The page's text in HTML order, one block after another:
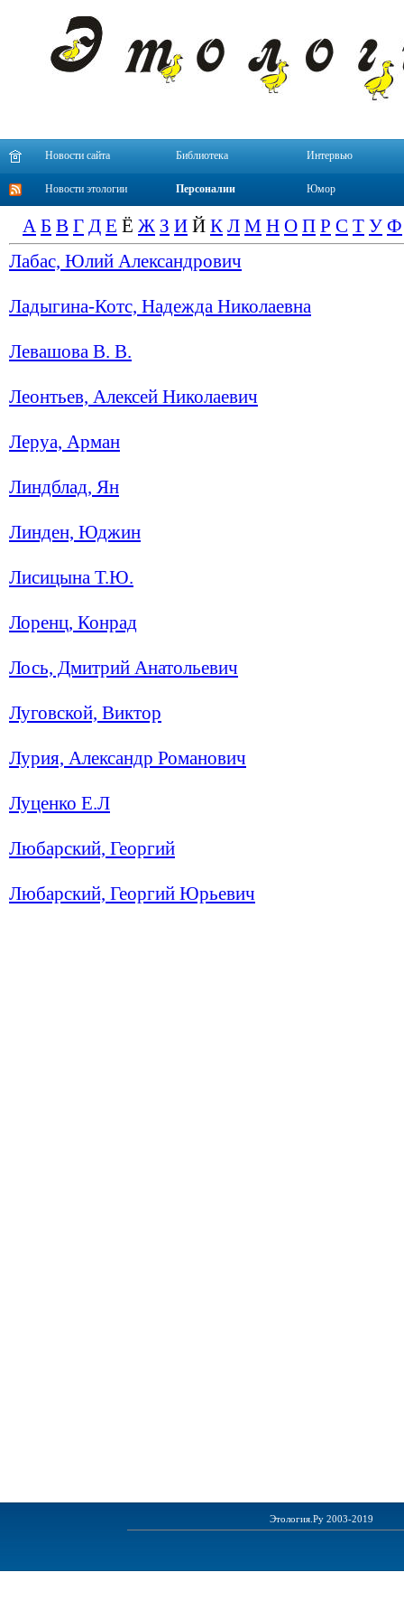
Новости сайта Библиотека Интервью
Новости этологии Персоналии Юмор
А Б В Г Д Е Ё Ж З И Й К Л М Н О П Р С Т У Ф
Лабас, Юлий Александрович
Ладыгина-Котс, Надежда Николаевна
Левашова В. В.
Леонтьев, Алексей Николаевич
Леруа, Арман
Линдблад, Ян
Линден, Юджин
Лисицына Т.Ю.
Лоренц, Конрад
Лось, Дмитрий Анатольевич
Луговской, Виктор
Лурия, Александр Романович
Луценко Е.Л
Любарский, Георгий
Любарский, Георгий Юрьевич
Этология.Ру 2003-2019